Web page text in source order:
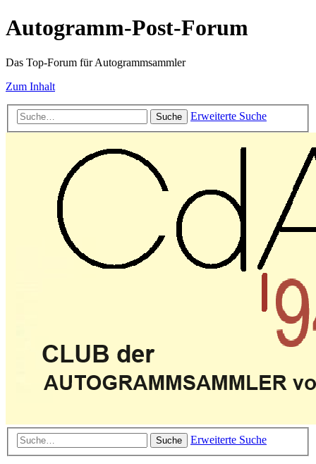
Autogramm-Post-Forum
Das Top-Forum für Autogrammsammler
Zum Inhalt
Suche Erweiterte Suche
Suche Erweiterte Suche